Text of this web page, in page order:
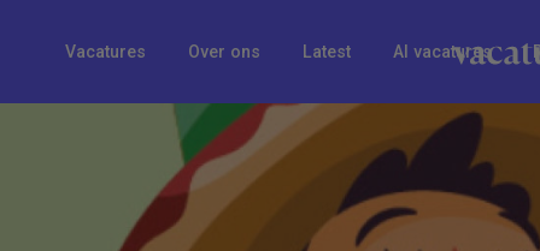
Vacatures Over ons Latest AI vacatures